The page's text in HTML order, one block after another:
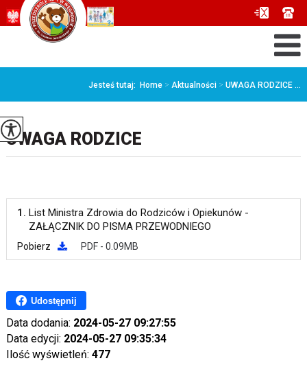
Jesteś tutaj: Home > Aktualności > UWAGA RODZICE ...
UWAGA RODZICE
1. List Ministra Zdrowia do Rodziców i Opiekunów -
ZAŁĄCZNIK DO PISMA PRZEWODNIEGO
Pobierz PDF - 0.09MB
Udostępnij
Data dodania: 2024-05-27 09:27:55
Data edycji: 2024-05-27 09:35:34
Ilość wyświetleń: 477